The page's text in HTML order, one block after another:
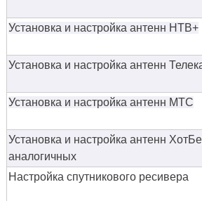
Установка и настройка антенн НТВ+
Установка и настройка антенн
Установка и настройка антенн МТС
Установка и настройка антенн
аналогичных
Настройка спутникового ресивера